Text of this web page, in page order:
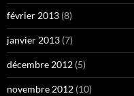
février 2013 (8)
janvier 2013 (7)
décembre 2012 (5)
novembre 2012 (10)